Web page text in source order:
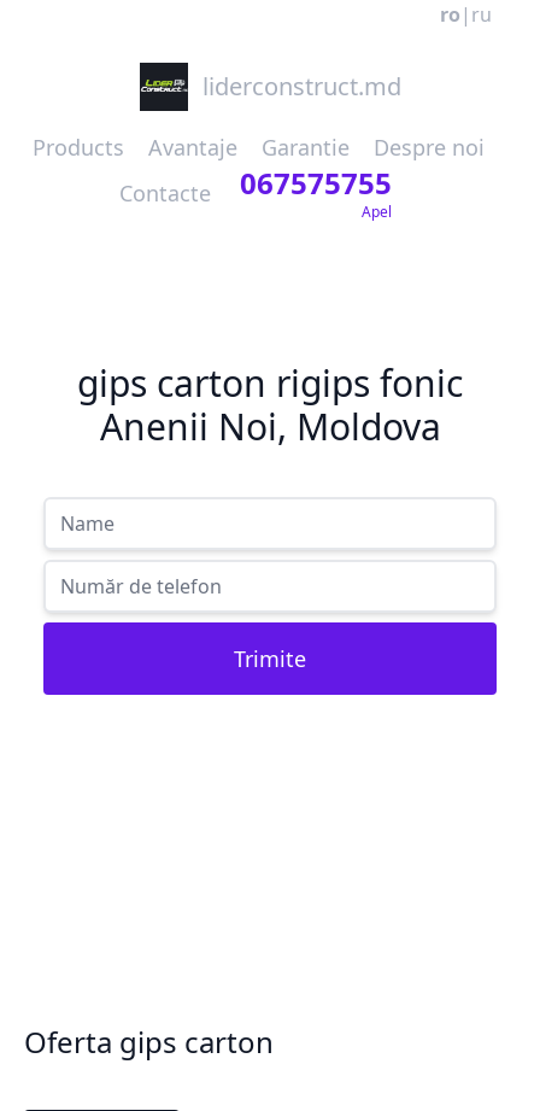
ro | ru
liderconstruct.md
Products Avantaje Garantie
Despre noi
Contacte
067575755
Apel
gips carton rigips fonic
Anenii Noi, Moldova
Trimite
Oferta gips carton